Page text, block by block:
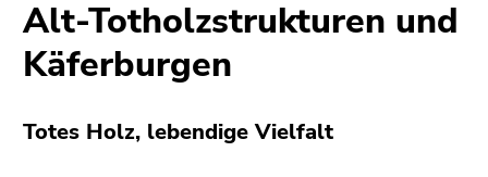
4)
Zu
den
Zusatzinformationen
5)
Alt-Totholzstrukturen und
Käferburgen
Totes Holz, lebendige Vielfalt